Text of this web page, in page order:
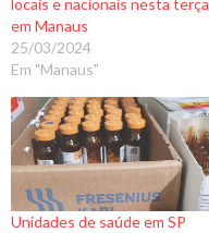
locais e nacionais nesta terça
em Manaus
25/03/2024
Em "Manaus"
Unidades de saúde em SP